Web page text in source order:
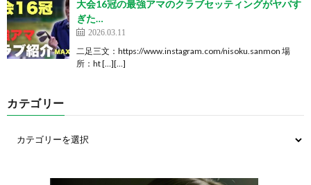
大会16冠の最強アマのクラブセッティングがヤバす
ぎた…
2026.03.11
二足三文：https://www.instagram.com/nisoku.sanmon 場
所：ht […][…]
カテゴリー